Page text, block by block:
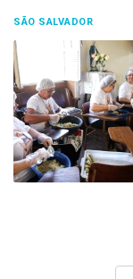
SÃO SALVADOR